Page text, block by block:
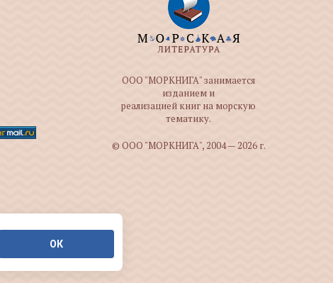
ООО "МОРКНИГА" занимается
изданием и
реализацией книг на морскую
тематику.
© ООО "МОРКНИГА", 2004 — 2026 г.
ОК